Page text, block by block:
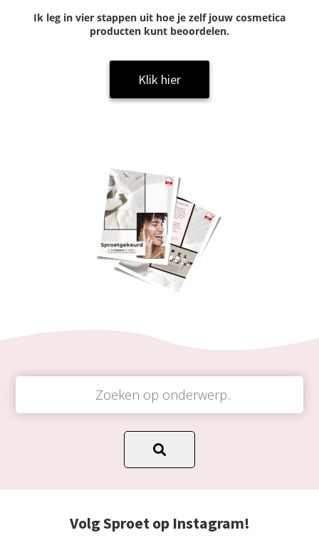
Ik leg in vier stappen uit hoe je zelf jouw cosmetica
producten kunt beoordelen.
Klik hier
Volg Sproet op Instagram!